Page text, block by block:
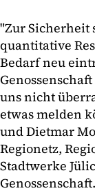
"Zur Sicherheit
quantitative
Bedarf neu
uns nicht
etwas melden
und Dietmar
Regionetz,
Stadtwerke
Genossenschaft.